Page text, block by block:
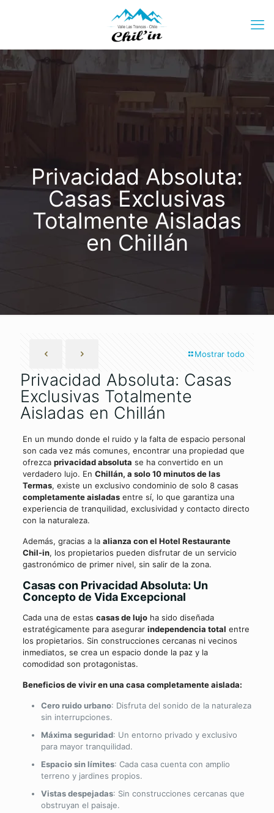
Privacidad Absoluta:
Casas Exclusivas
Totalmente Aisladas
en Chillán
Mostrar todo
Privacidad Absoluta: Casas
Exclusivas Totalmente
Aisladas en Chillán
En un mundo donde el ruido y la falta de espacio personal
son cada vez más comunes, encontrar una propiedad que
ofrezca privacidad absoluta se ha convertido en un
verdadero lujo. En Chillán, a solo 10 minutos de las
Termas, existe un exclusivo condominio de solo 8 casas
completamente aisladasentre sí, lo que garantiza una
experiencia de tranquilidad, exclusividad y contacto directo
con la naturaleza.
Además, gracias a la alianza con el Hotel Restaurante
Chil-in, los propietarios pueden disfrutar de un servicio
gastronómico de primer nivel, sin salir de la zona.
Casas con Privacidad Absoluta: Un
Concepto de Vida Excepcional
Cada una de estas casas de lujoha sido diseñada
estratégicamente para asegurar independencia total entre
los propietarios. Sin construcciones cercanas ni vecinos
inmediatos, se crea un espacio donde la paz y la
comodidad son protagonistas.
Beneficios de vivir en una casa completamente aislada:
Cero ruido urbano: Disfruta del sonido de la naturaleza
sin interrupciones.
Máxima seguridad: Un entorno privado y exclusivo
para mayor tranquilidad.
Espacio sin límites: Cada casa cuenta con amplio
terreno y jardines propios.
Vistas despejadas: Sin construcciones cercanas que
obstruyan el paisaje.